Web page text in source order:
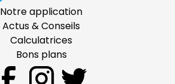
Notre application
Actus & Conseils
Calculatrices
Bons plans